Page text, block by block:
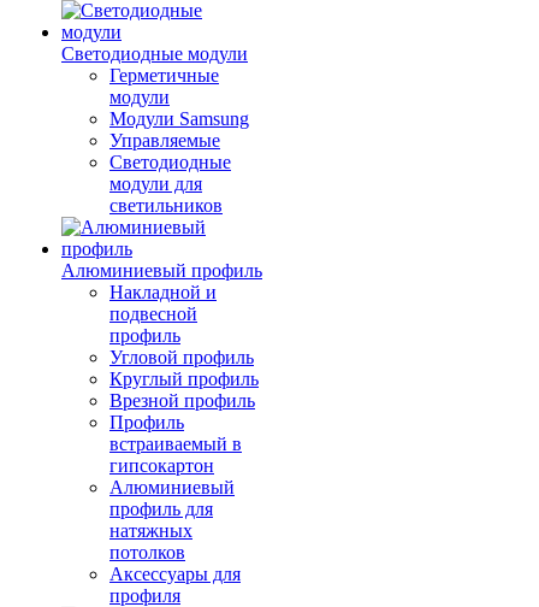
Светодиодные модули
Герметичные
модули
Модули Samsung
Управляемые
Светодиодные
модули для
светильников
Алюминиевый профиль
Накладной и
подвесной
профиль
Угловой профиль
Круглый профиль
Врезной профиль
Профиль
встраиваемый в
гипсокартон
Алюминиевый
профиль для
натяжных
потолков
Аксессуары для
профиля